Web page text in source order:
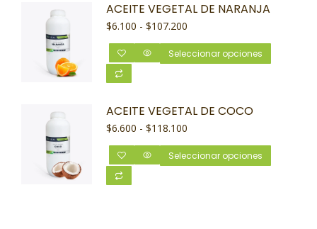
ACEITE VEGETAL DE NARANJA
$6.100 - $107.200
Seleccionar opciones
ACEITE VEGETAL DE COCO
$6.600 - $118.100
Seleccionar opciones